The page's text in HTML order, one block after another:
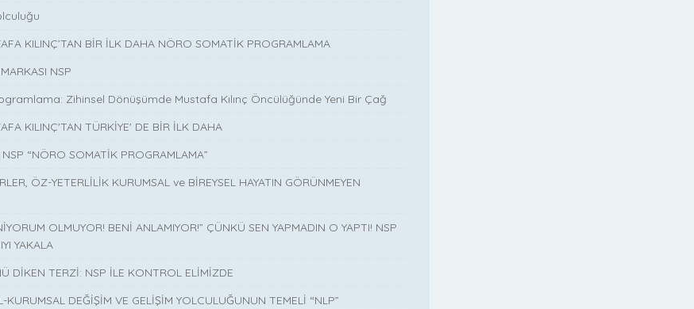
KILINÇ’TAN BİR İLK DAHA NÖRO SOMATİK PROGRAMLAMA
NSP
Zihinsel Dönüşümde Mustafa Kılınç Öncülüğünde Yeni Bir Çağ
KILINÇ'TAN TÜRKİYE' DE BİR İLK DAHA
“NÖRO SOMATİK PROGRAMLAMA”
ÖZ-YETERLİLİK KURUMSAL ve BİREYSEL HAYATIN GÖRÜNMEYEN
OLMUYOR! BENİ ANLAMIYOR!” ÇÜNKÜ SEN YAPMADIN O YAPTI! NSP
YAKALA
DİKEN TERZİ: NSP İLE KONTROL ELİMİZDE
KURUMSAL DEĞİŞİM VE GELİŞİM YOLCULUĞUNUN TEMELİ “NLP”